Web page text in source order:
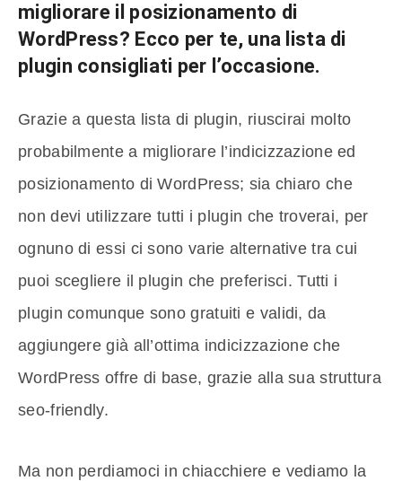
migliorare il posizionamento di
WordPress? Ecco per te, una lista di
plugin consigliati per l’occasione.
Grazie a questa lista di plugin, riuscirai molto
probabilmente a migliorare l’indicizzazione ed
posizionamento di WordPress; sia chiaro che
non devi utilizzare tutti i plugin che troverai, per
ognuno di essi ci sono varie alternative tra cui
puoi scegliere il plugin che preferisci. Tutti i
plugin comunque sono gratuiti e validi, da
aggiungere già all’ottima indicizzazione che
WordPress offre di base, grazie alla sua struttura
seo-friendly.
Ma non perdiamoci in chiacchiere e vediamo la